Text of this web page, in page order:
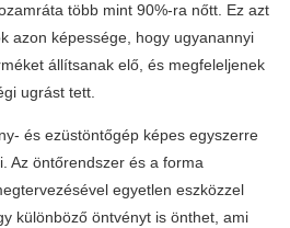
több mint 90%-ra nőtt. Ez azt
azon képessége, hogy ugyanannyi
állítsanak elő, és megfeleljenek
ugrást tett.
és ezüstöntőgép képes egyszerre
Az öntőrendszer és a forma
egyetlen eszközzel
különböző öntvényt is önthet, ami